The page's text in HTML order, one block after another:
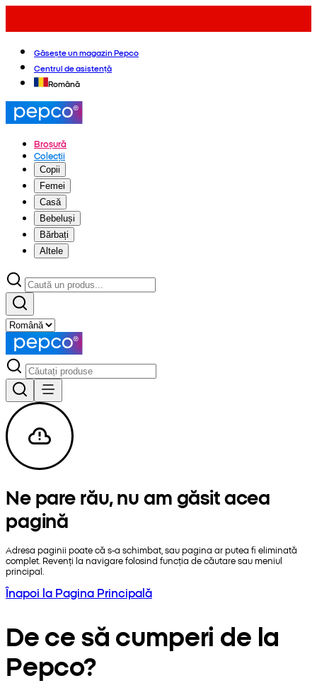
Găsește un magazin Pepco
Centrul de asistență
Română
Broșură
Colecții
Copii
Femei
Casă
Bebeluși
Bărbați
Altele
Ne pare rău, nu am găsit acea
pagină
Adresa paginii poate că s-a schimbat, sau pagina ar putea fi eliminată
complet. Revenți la navigare folosind funcția de căutare sau meniul
principal.
Înapoi la Pagina Principală
De ce să cumperi de la
Pepco?